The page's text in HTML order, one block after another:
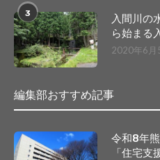
3
入間川の
ら始まる
2020年6月
編集部おすすめ記事
令和8年
「住宅